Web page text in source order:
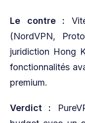
Le contre :
(NordVPN,
juridiction Hong
fonctionnalités
premium.
Verdict :